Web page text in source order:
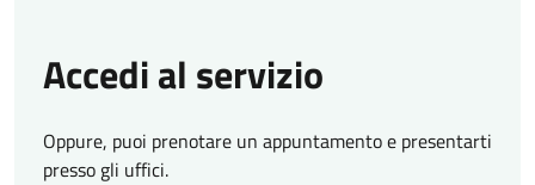
Accedi al servizio
Oppure, puoi prenotare un appuntamento e presentarti
presso gli uffici.